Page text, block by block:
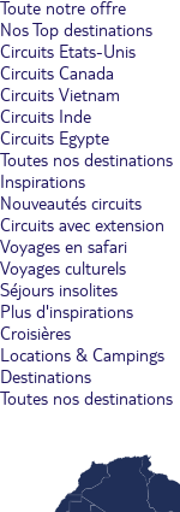
Toute notre offre
Nos Top destinations
Circuits Etats-Unis
Circuits Canada
Circuits Vietnam
Circuits Inde
Circuits Egypte
Toutes nos destinations
Inspirations
Nouveautés circuits
Circuits avec extension
Voyages en safari
Voyages culturels
Séjours insolites
Plus d'inspirations
Croisières
Locations & Campings
Destinations
Toutes nos destinations